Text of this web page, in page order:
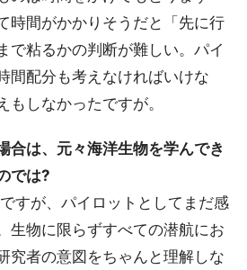
時間がかかりそうだと「先に行
で粘るかの判断が難しい。パイ
間配分も考えなければいけな
もしなかったですが。
は、元々海洋生物を学んでき
では?
すが、パイロットとしてまだ感
生物に限らずすべての潜航にお
究者の意図をちゃんと理解しな